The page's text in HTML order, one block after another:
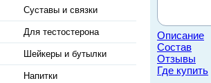
Суставы и связки
Для тестостерона
Шейкеры и бутылки
Напитки
Описание
Состав
Отзывы
Где купить